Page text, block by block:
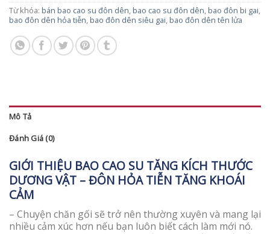
Từ khóa: bán bao cao su đôn dên, bao cao su đôn dên, bao đôn bi gai,
bao đôn dên hỏa tiễn, bao đôn dên siêu gai, bao đôn dên tên lửa
Mô Tả
Đánh Giá (0)
GIỚI THIỆU BAO CAO SU TĂNG KÍCH THƯỚC
DƯƠNG VẬT – ĐÔN HỎA TIỄN TĂNG KHOÁI
CẢM
– Chuyện chăn gối sẽ trở nên thường xuyên và mang lại
nhiều cảm xúc hơn nếu bạn luôn biết cách làm mới nó.